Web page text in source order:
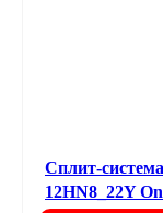
Сплит-
12HN8_22Y